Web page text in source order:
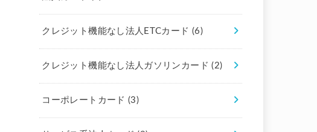
クレジット機能なし法人ETCカード (6)
クレジット機能なし法人ガソリンカード(2)
コーポレートカード (3)